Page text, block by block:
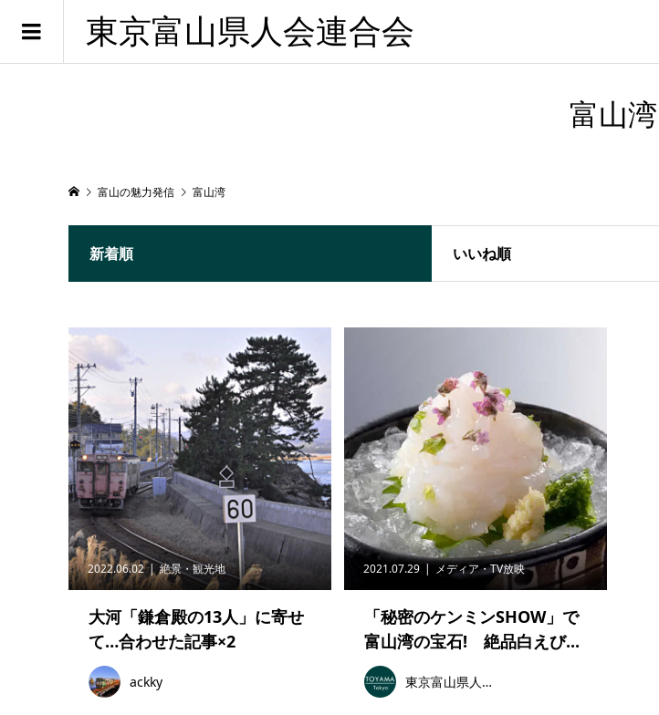
東京富山県人会連合会
富山湾
富山の魅力発信 富山湾
新着順 いいね順
2022.06.02 絶景・観光地
大河「鎌倉殿の13人」に寄せ
て…合わせた記事×2
ackky
2021.07.29 メディア・TV放映
「秘密のケンミンSHOW」で
富山湾の宝石! 絶品白えび...
東京富山県人会連合会